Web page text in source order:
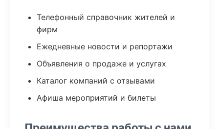
Телефонный справочник жителей и
фирм
Ежедневные новости и репортажи
Объявления о продаже и услугах
Каталог компаний с отзывами
Афиша мероприятий и билеты